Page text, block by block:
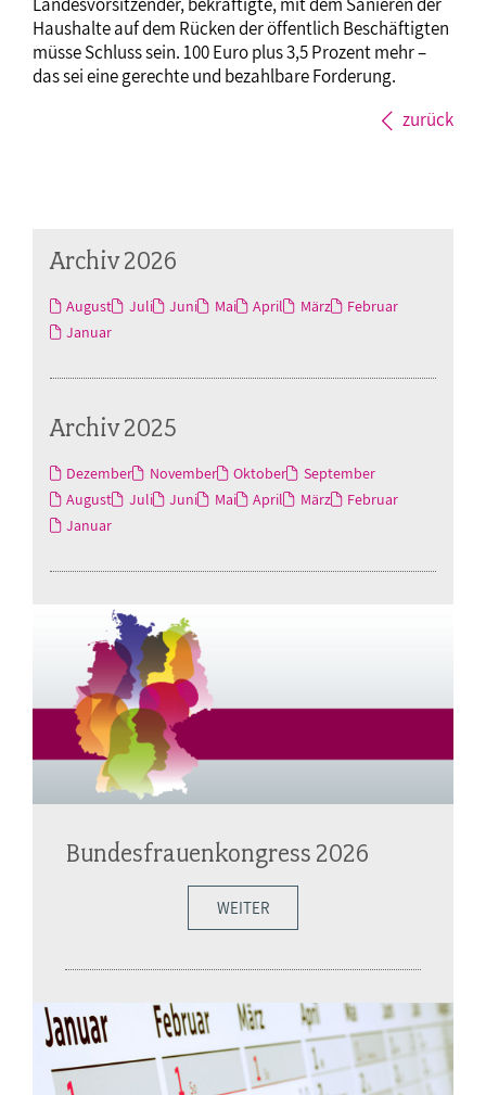
Haushalte auf dem Rücken der öffentlich Beschäftigten
müsse Schluss sein. 100 Euro plus 3,5 Prozent mehr –
das sei eine gerechte und bezahlbare Forderung.
zurück
Archiv 2026
August Juli Juni Mai April März
Februar
Januar
Archiv 2025
Dezember November Oktober
September
August
Juli Juni Mai April März
Februar
Januar
Bundesfrauenkongress 2026
WEITER